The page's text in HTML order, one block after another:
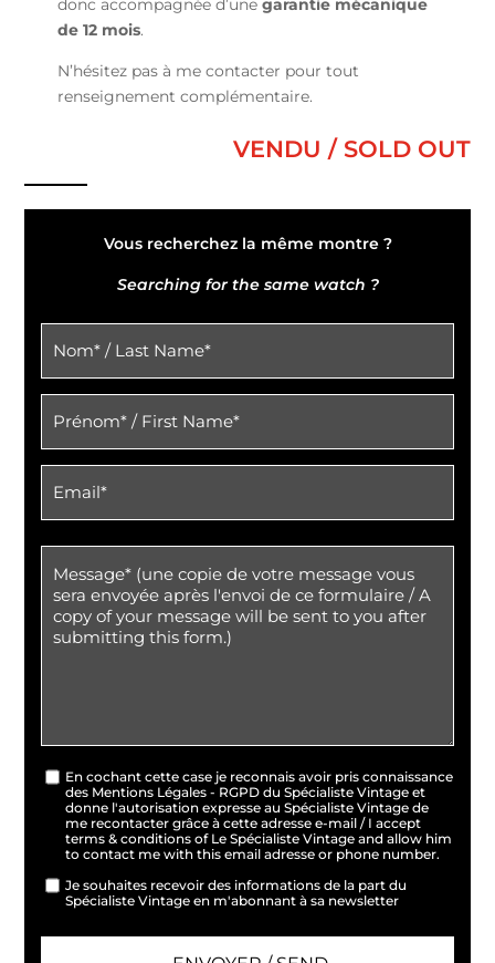
donc accompagnée d’unegarantie mécanique
de 12 mois.
N’hésitez pas à me contacter pour tout
renseignement complémentaire.
VENDU / SOLD OUT
Vous recherchez la même montre ?
Searching for the same watch ?
En cochant cette case je reconnais avoir pris connaissance
des Mentions Légales - RGPD du Spécialiste Vintage et
donne l'autorisation expresse au Spécialiste Vintage de
me recontacter grâce à cette adresse e-mail / I accept
terms & conditions of Le Spécialiste Vintage and allow him
to contact me with this email adresse or phone number.
Je souhaites recevoir des informations de la part du
Spécialiste Vintage en m'abonnant à sa newsletter